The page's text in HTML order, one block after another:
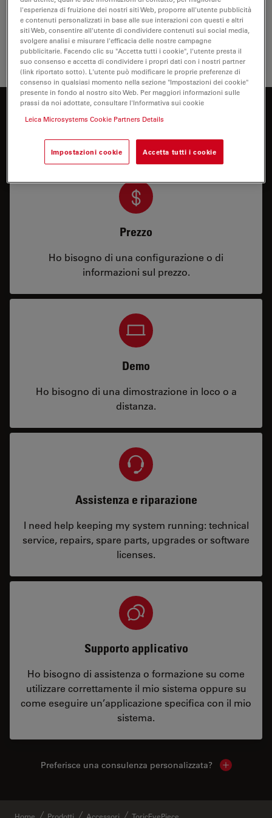
nell'illuminazione, consentendo ai chirurghi di eseguire
interventi con un elevato grado di precisione e di…
Siete interessati a saperne di più?
Parli con i nostri esperti.
Prezzo
Ho bisogno di una configurazione o di
informazioni sul prezzo.
Demo
Ho bisogno di una dimostrazione in loco o a
distanza.
Assistenza e riparazione
I need help keeping my system running: technical
service, repairs, spare parts, upgrades or software
licenses.
Supporto applicativo
Ho bisogno di assistenza o formazione su come
utilizzare correttamente il mio sistema oppure su
come eseguire un’applicazione specifica con il mio
sistema.
Preferisce una consulenza personalizzata? Show local
l'esperienza di fruizione dei nostri siti Web, proporre all'utente pubblicità
e contenuti personalizzati in base alle sue interazioni con questi e altri
siti Web, consentire all'utente di condividere contenuti sui social media,
svolgere analisi e misurare l'efficacia delle nostre campagne
pubblicitarie. Facendo clic su "Accetta tutti i cookie", l'utente presta il
suo consenso e accetta di condividere i propri dati con i nostri partner
(link riportato sotto). L'utente può modificare le proprie preferenze di
consenso in qualsiasi momento nella sezione "Impostazioni dei cookie"
presente in fondo al nostro sito Web. Per maggiori informazioni sulle
prassi da noi adottate, consultare l'Informativa sui cookie
Leica Microsystems Cookie Partners Details
Impostazioni cookie Accetta tutti i cookie